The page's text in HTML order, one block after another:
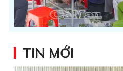
TIN MỚI